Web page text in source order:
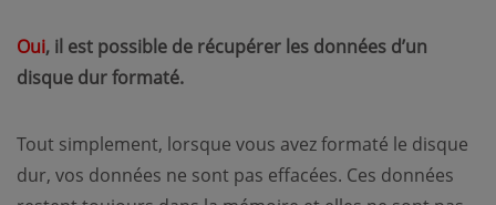
Oui, il est possible de récupérer les données d’un
disque dur formaté.
Tout simplement, lorsque vous avez formaté le disque
dur, vos données ne sont pas effacées. Ces données